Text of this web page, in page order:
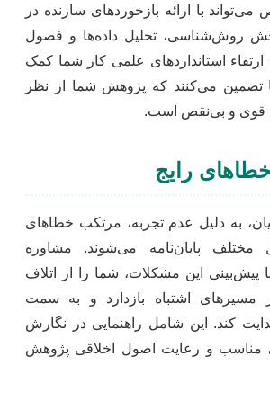
با ارائه بازخوردهای سازنده در
روش‌شناسی، تحلیل داده‌ها و فصول
به ارتقاء استانداردهای علمی کار شما کمک
تضمین می‌کنند که پژوهش شما از نظر
قوی و بی‌نقص است.
رایج
به دلیل عدم تجربه، مرتکب خطاهای
مختلف پایان‌نامه می‌شوند. مشاوره
پیش‌بینی این مشکلات، شما را از اتلاف
اشتباه بازدارد و به سمت
کند. این شامل راهنمایی در نگارش
مناسب و رعایت اصول اخلاقی پژوهش